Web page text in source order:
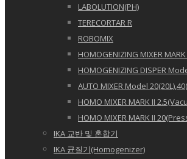
LABOLUTION(PH)
TERECORTAR R
ROBOMIX
HOMOGENIZING MIXER
HOMOGENIZING DISPER
AUTO MIXER Model
HOMO MIXER MARK II
HOMO MIXER MARK II
IKA 교반 및 혼합기
IKA 균질기(Homogenizer)